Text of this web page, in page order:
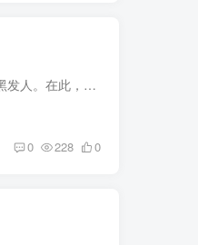
人生最大的不幸，莫过于白发人送黑发人。在此，也希望有此情况的家长，能够节哀顺变。太原晋源区观音堂三悟师傅长期为亡人超度，为堕胎以及去世的孩子超度联系方式：19335909459微信:gufeng680...
0 228 0